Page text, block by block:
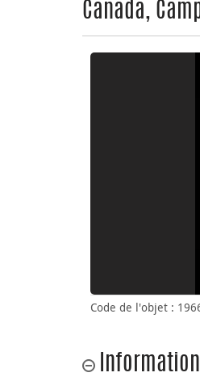
Canada,
Code de l'objet :